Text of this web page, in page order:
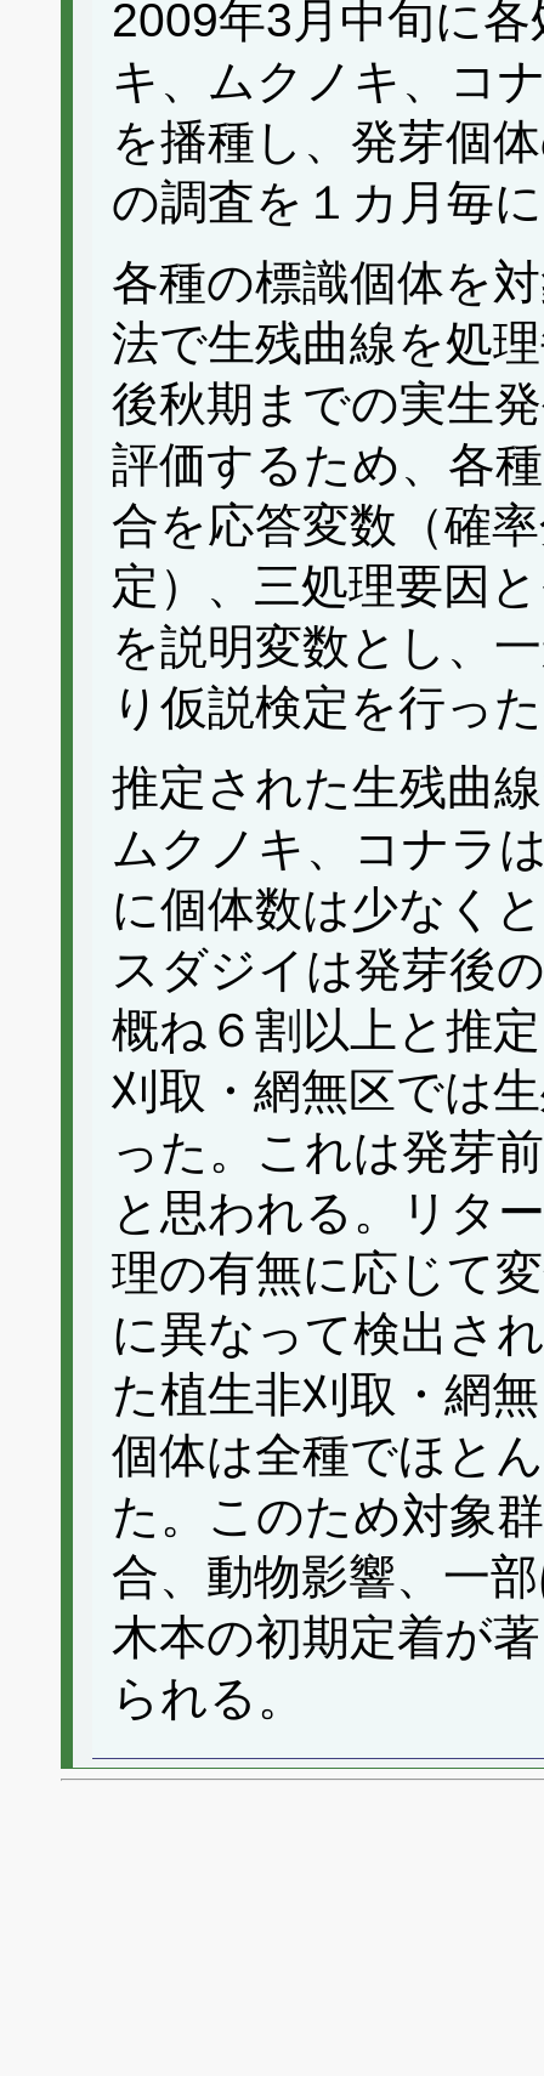
2009年3月中旬に
キ、ムクノキ、コ
を播種し、発芽個
の調査を１カ月毎
各種の標識個体を
法で生残曲線を処
後秋期までの実生
評価するため、各
合を応答変数（確
定）、三処理要因
を説明変数とし、
り仮説検定を行っ
推定された生残曲
ムクノキ、コナラ
に個体数は少なく
スダジイは発芽後
概ね６割以上と推
刈取・網無区では
った。これは発芽
と思われる。リタ
理の有無に応じて
に異なって検出さ
た植生非刈取・網
個体は全種でほと
た。このため対象
合、動物影響、一
木本の初期定着が
られる。